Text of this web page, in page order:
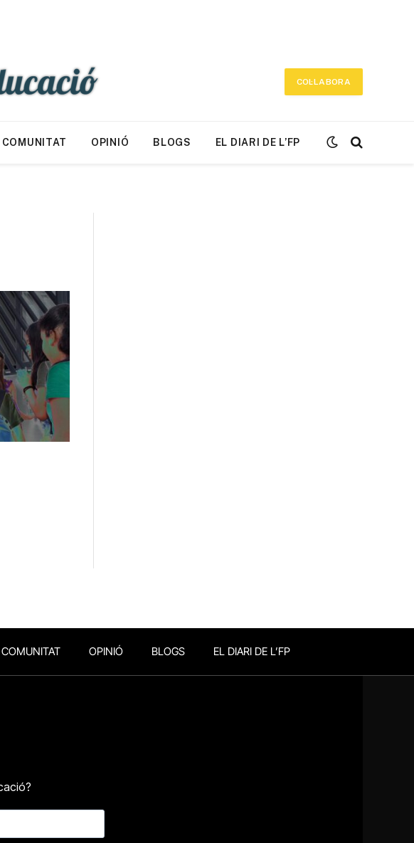
COL·LABORA
COMUNITAT OPINIÓ BLOGS EL DIARI DE L’FP
COMUNITAT OPINIÓ BLOGS EL DIARI DE L’FP